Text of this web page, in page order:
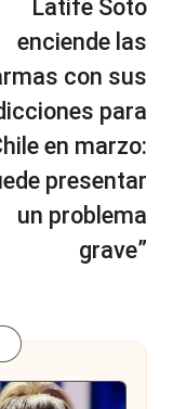
Latife Soto
enciende las
con sus
para
en marzo:
presentar
un problema
grave”